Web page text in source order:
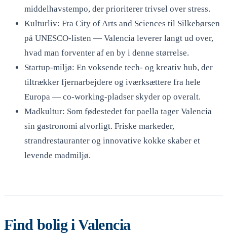
middelhavstempo, der prioriterer trivsel over stress.
Kulturliv: Fra City of Arts and Sciences til Silkebørsen
på UNESCO-listen — Valencia leverer langt ud over,
hvad man forventer af en by i denne størrelse.
Startup-miljø: En voksende tech- og kreativ hub, der
tiltrækker fjernarbejdere og iværksættere fra hele
Europa — co-working-pladser skyder op overalt.
Madkultur: Som fødestedet for paella tager Valencia
sin gastronomi alvorligt. Friske markeder,
strandrestauranter og innovative kokke skaber et
levende madmiljø.
Find bolig i Valencia